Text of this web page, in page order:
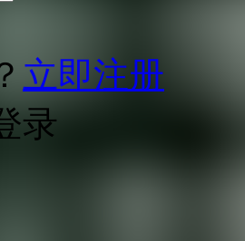
立即注册
录